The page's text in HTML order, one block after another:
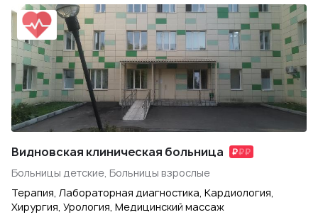
Видновская клиническая больница
Больницы детские, Больницы взрослые
Терапия, Лабораторная диагностика, Кардиология,
Хирургия, Урология, Медицинский массаж